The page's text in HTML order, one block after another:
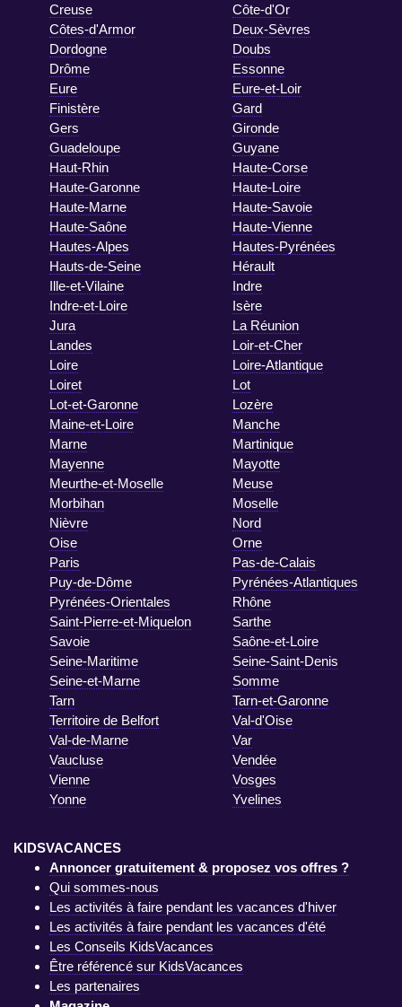
Creuse
Côte-d'Or
Côtes-d'Armor
Deux-Sèvres
Dordogne
Doubs
Drôme
Essonne
Eure
Eure-et-Loir
Finistère
Gard
Gers
Gironde
Guadeloupe
Guyane
Haut-Rhin
Haute-Corse
Haute-Garonne
Haute-Loire
Haute-Marne
Haute-Savoie
Haute-Saône
Haute-Vienne
Hautes-Alpes
Hautes-Pyrénées
Hauts-de-Seine
Hérault
Ille-et-Vilaine
Indre
Indre-et-Loire
Isère
Jura
La Réunion
Landes
Loir-et-Cher
Loire
Loire-Atlantique
Loiret
Lot
Lot-et-Garonne
Lozère
Maine-et-Loire
Manche
Marne
Martinique
Mayenne
Mayotte
Meurthe-et-Moselle
Meuse
Morbihan
Moselle
Nièvre
Nord
Oise
Orne
Paris
Pas-de-Calais
Puy-de-Dôme
Pyrénées-Atlantiques
Pyrénées-Orientales
Rhône
Saint-Pierre-et-Miquelon
Sarthe
Savoie
Saône-et-Loire
Seine-Maritime
Seine-Saint-Denis
Seine-et-Marne
Somme
Tarn
Tarn-et-Garonne
Territoire de Belfort
Val-d'Oise
Val-de-Marne
Var
Vaucluse
Vendée
Vienne
Vosges
Yonne
Yvelines
KIDSVACANCES
Annoncer gratuitement & proposez vos offres ?
Qui sommes-nous
Les activités à faire pendant les vacances d'hiver
Les activités à faire pendant les vacances d'été
Les Conseils KidsVacances
Être référencé sur KidsVacances
Les partenaires